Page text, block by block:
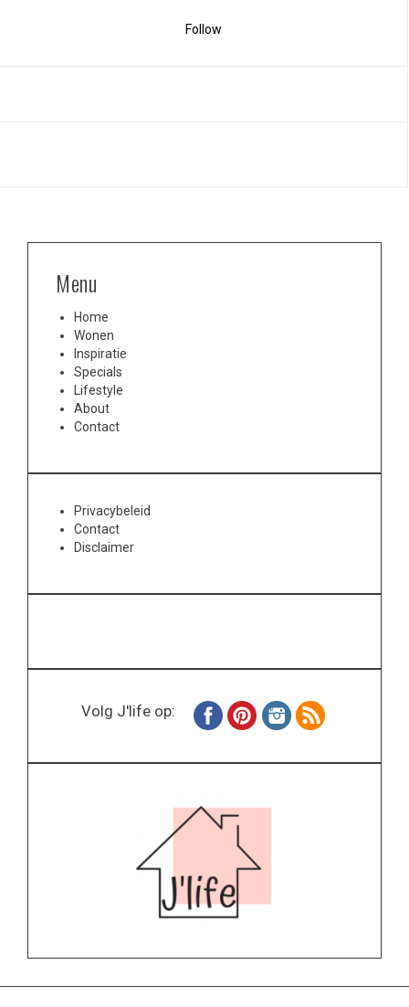
Follow
Menu
Home
Wonen
Inspiratie
Specials
Lifestyle
About
Contact
Privacybeleid
Contact
Disclaimer
Volg J'life op: